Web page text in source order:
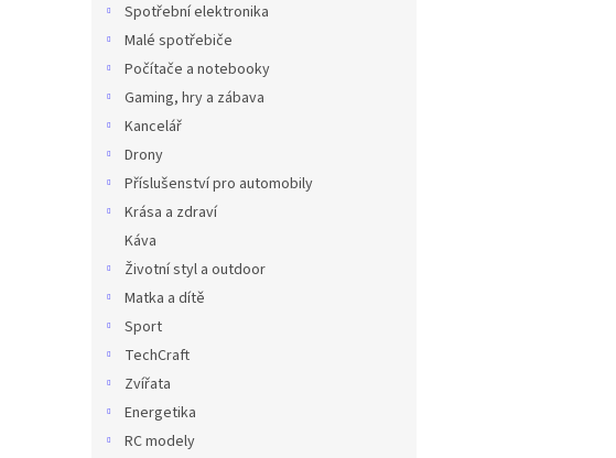
Spotřební elektronika
Malé spotřebiče
Počítače a notebooky
Gaming, hry a zábava
Kancelář
Drony
Příslušenství pro automobily
Krása a zdraví
Káva
Životní styl a outdoor
Matka a dítě
Sport
TechCraft
Zvířata
Energetika
RC modely